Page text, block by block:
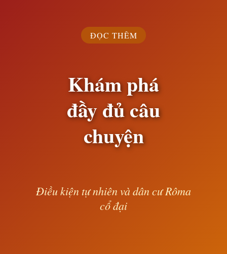
ĐỌC THÊM
Khám phá
đầy đủ câu
chuyện
Điều kiện tự nhiên và dân cư Rôma
cổ đại